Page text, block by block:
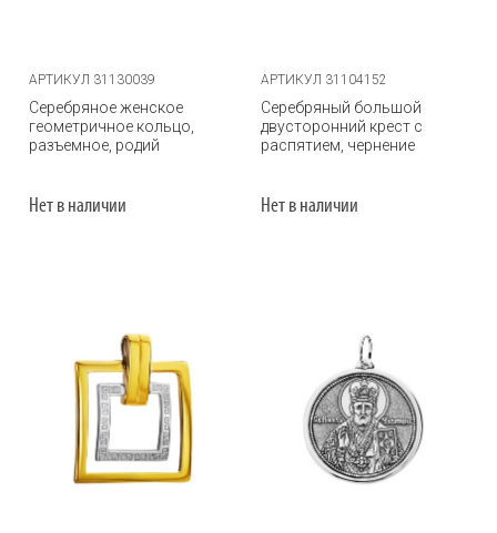
АРТИКУЛ 31130039
Серебряное женское
геометричное кольцо,
разъемное, родий
Нет в наличии
АРТИКУЛ 31104152
Серебряный большой
двусторонний крест с
распятием, чернение
Нет в наличии